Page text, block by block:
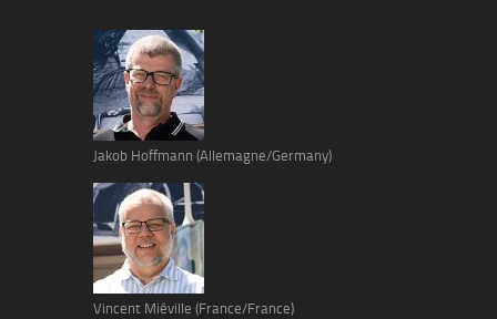
Jakob Hoffmann (Allemagne/Germany)
Vincent Miéville (France/France)